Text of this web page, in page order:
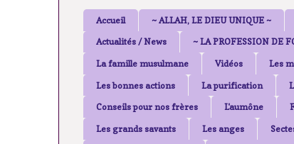
Accueil ~ ALLAH, LE DIEU UNIQUE ~
Actualités / News ~ LA PROFESSION DE
La famille musulmane Vidéos Les
Les bonnes actions La purification
Conseils pour nos frères L'aumône
Les grands savants Les anges